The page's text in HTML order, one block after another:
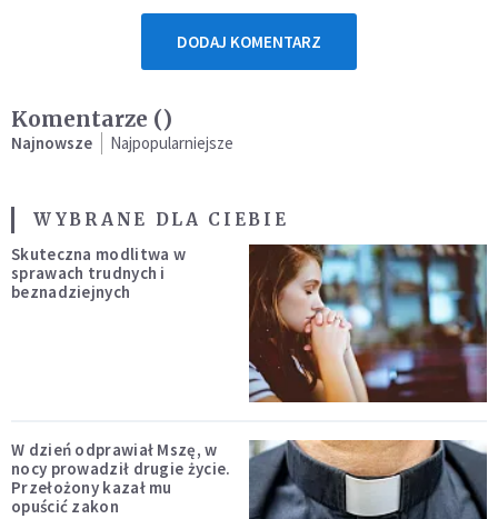
DODAJ KOMENTARZ
Komentarze ()
Najnowsze Najpopularniejsze
WYBRANE DLA CIEBIE
Skuteczna modlitwa w
sprawach trudnych i
beznadziejnych
W dzień odprawiał Mszę, w
nocy prowadził drugie życie.
Przełożony kazał mu
opuścić zakon